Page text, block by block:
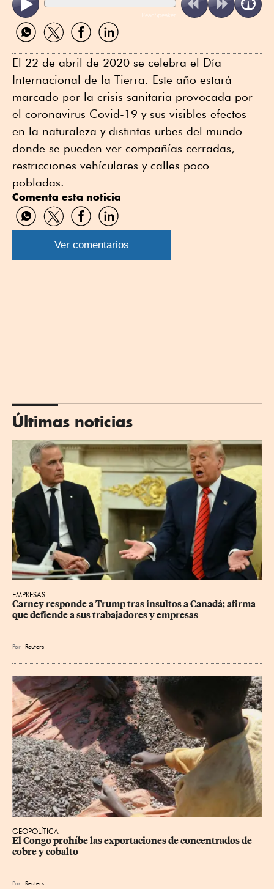
ReadSpeaker
Compartir
por
Compartir
por
Compartir
por
Compartir
por
El 22 de abril de 2020 se celebra el Día
Internacional de la Tierra. Este año estará
marcado por la crisis sanitaria provocada por
el coronavirus Covid-19 y sus visibles efectos
en la naturaleza y distintas urbes del mundo
donde se pueden ver compañías cerradas,
restricciones vehículares y calles poco
pobladas.
Comenta esta noticia
Compartir
por
WhatsApp
Compartir
por
Twitter
Compartir
por
Facebook
Compartir
por
Linkedin
Ver comentarios
Últimas noticias
EMPRESAS
Carney responde a Trump tras insultos a Canadá; afirma
que defiende a sus trabajadores y empresas
Por Reuters
GEOPOLÍTICA
El Congo prohíbe las exportaciones de concentrados de
cobre y cobalto
Por Reuters